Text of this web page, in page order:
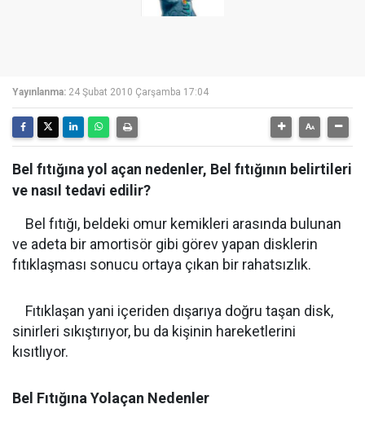
Yayınlanma: 24 Şubat 2010 Çarşamba 17:04
Bel fıtığına yol açan nedenler, Bel fıtığının belirtileri
ve nasıl tedavi edilir?
Bel fıtığı, beldeki omur kemikleri arasında bulunan
ve adeta bir amortisör gibi görev yapan disklerin
fıtıklaşması sonucu ortaya çıkan bir rahatsızlık.
Fıtıklaşan yani içeriden dışarıya doğru taşan disk,
sinirleri sıkıştırıyor, bu da kişinin hareketlerini
kısıtlıyor.
Bel Fıtığına Yolaçan Nedenler